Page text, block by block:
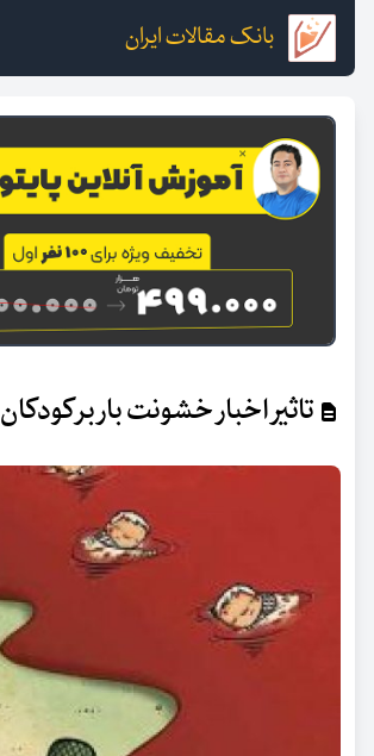
بانک مقالات ایران
تاثیر اخبار خشونت بار بر کودکان